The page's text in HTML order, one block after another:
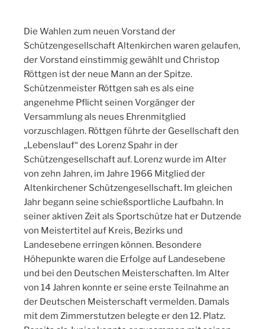
Die Wahlen zum neuen Vorstand der
Schützengesellschaft Altenkirchen waren gelaufen,
der Vorstand einstimmig gewählt und Christop
Röttgen ist der neue Mann an der Spitze.
Schützenmeister Röttgen sah es als eine
angenehme Pflicht seinen Vorgänger der
Versammlung als neues Ehrenmitglied
vorzuschlagen. Röttgen führte der Gesellschaft den
„Lebenslauf“ des Lorenz Spahr in der
Schützengesellschaft auf. Lorenz wurde im Alter
von zehn Jahren, im Jahre 1966 Mitglied der
Altenkirchener Schützengesellschaft. Im gleichen
Jahr begann seine schießsportliche Laufbahn. In
seiner aktiven Zeit als Sportschütze hat er Dutzende
von Meistertitel auf Kreis, Bezirks und
Landesebene erringen können. Besondere
Höhepunkte waren die Erfolge auf Landesebene
und bei den Deutschen Meisterschaften. Im Alter
von 14 Jahren konnte er seine erste Teilnahme an
der Deutschen Meisterschaft vermelden. Damals
mit dem Zimmerstutzen belegte er den 12. Platz.